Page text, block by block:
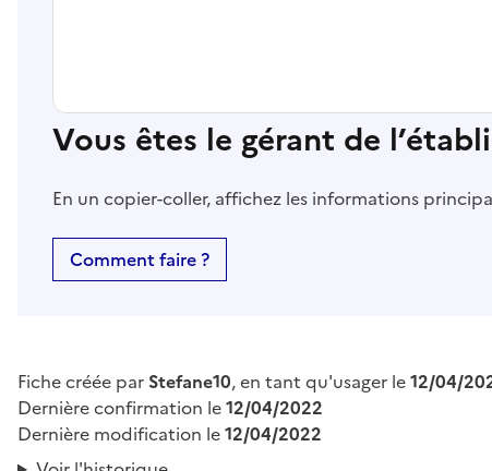
Vous êtes le gérant de
En un copier-coller, affichez les informations
Comment faire ?
Fiche créée par Stefane10, en tant qu'usager le12/04/
Dernière confirmation le12/04/2022
Dernière modification le12/04/2022